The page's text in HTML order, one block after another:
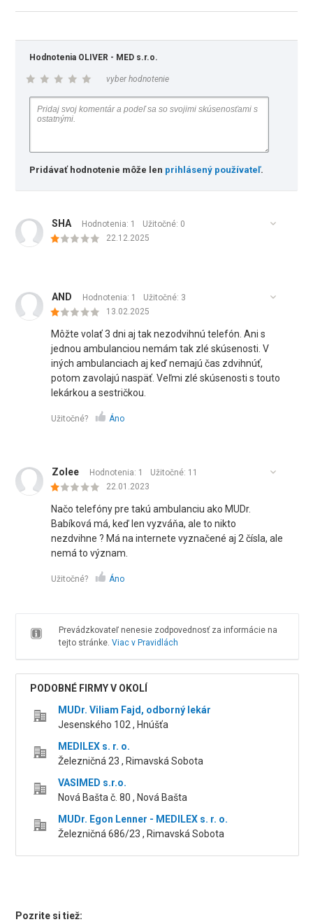
Hodnotenia OLIVER - MED s.r.o.
vyber hodnotenie
Pridávať hodnotenie môže len prihlásený používateľ.
SHA Hodnotenia: 1 Užitočné: 0
22.12.2025
AND Hodnotenia: 1 Užitočné: 3
13.02.2025
Môžte volať 3 dni aj tak nezodvihnú telefón. Ani s
jednou ambulanciou nemám tak zlé skúsenosti. V
iných ambulanciach aj keď nemajú čas zdvihnúť,
potom zavolajú naspäť. Veľmi zlé skúsenosti s touto
lekárkou a sestričkou.
Užitočné? Áno
Zolee Hodnotenia: 1 Užitočné: 11
22.01.2023
Načo telefóny pre takú ambulanciu ako MUDr.
Babíková má, keď len vyzváňa, ale to nikto
nezdvihne ? Má na internete vyznačené aj 2 čísla, ale
nemá to význam.
Užitočné? Áno
Prevádzkovateľ nenesie zodpovednosť za informácie na
tejto stránke. Viac v Pravidlách
PODOBNÉ FIRMY V OKOLÍ
MUDr. Viliam Fajd, odborný lekár
Jesenského 102 , Hnúšťa
MEDILEX s. r. o.
Železničná 23 , Rimavská Sobota
VASIMED s.r.o.
Nová Bašta č. 80 , Nová Bašta
MUDr. Egon Lenner - MEDILEX s. r. o.
Železničná 686/23 , Rimavská Sobota
Pozrite si tiež: